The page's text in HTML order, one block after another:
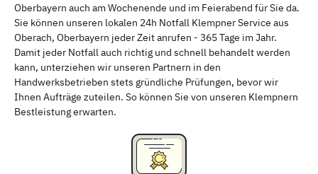
Schweinfurt Passau
Freising Rudelsdorf, Mittelfranken
Oberbayern auch am Wochenende und im Feierabend für Sie da.
Sie können unseren lokalen 24h Notfall Klempner Service aus
Oberach, Oberbayern jeder Zeit anrufen - 365 Tage im Jahr.
Damit jeder Notfall auch richtig und schnell behandelt werden
kann, unterziehen wir unseren Partnern in den
Handwerksbetrieben stets gründliche Prüfungen, bevor wir
Ihnen Aufträge zuteilen. So können Sie von unseren Klempnern
Bestleistung erwarten.